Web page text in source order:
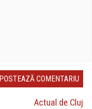
Actual de Cluj